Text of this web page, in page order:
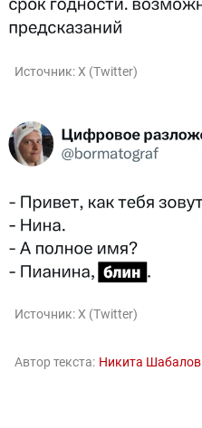
Источник:X (Twitter)
Источник:X (Twitter)
Автор текста: Никита Шабалов